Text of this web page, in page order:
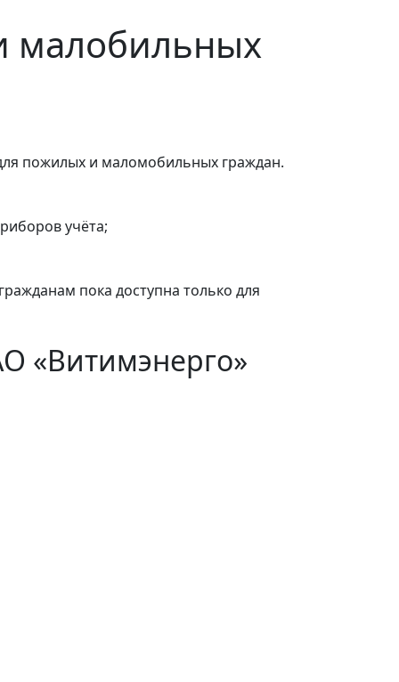
малобильных
пожилых и маломобильных граждан.
учёта;
пока доступна только для
«Витимэнерго»